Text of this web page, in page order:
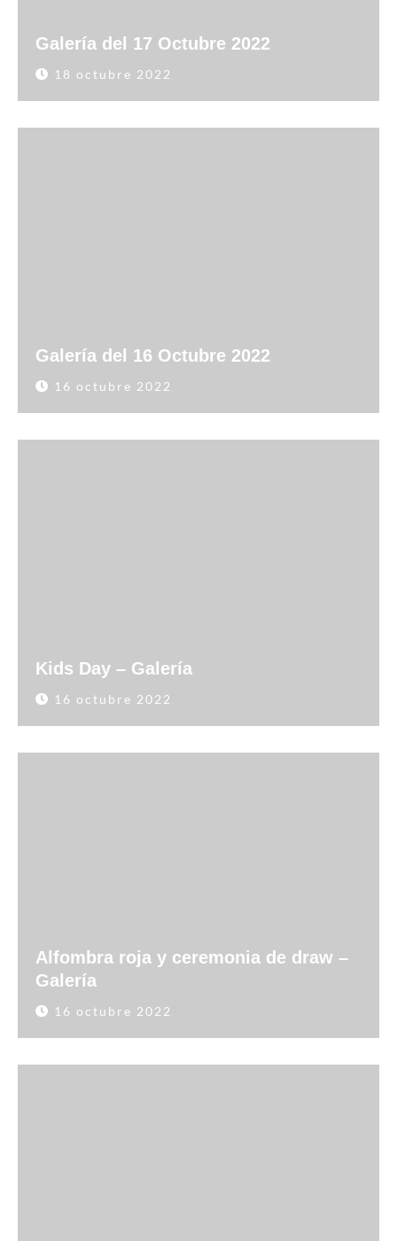
Galería del 17 Octubre 2022
18 octubre 2022
Galería del 16 Octubre 2022
16 octubre 2022
Kids Day – Galería
16 octubre 2022
Alfombra roja y ceremonia de draw –
Galería
16 octubre 2022